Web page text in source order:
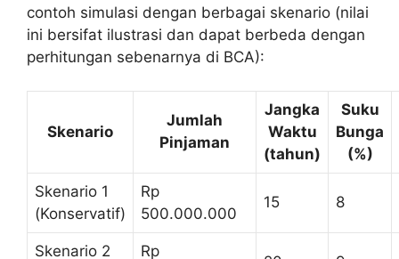
contoh simulasi dengan berbagai skenario (nilai
ini bersifat ilustrasi dan dapat berbeda dengan
perhitungan sebenarnya di BCA):
Skenario
Jumlah
Pinjaman
Jangka
Waktu
(tahun)
Suku
Bunga
(%)
Skenario 1
(Konservatif)
Rp
500.000.000
15 8
Skenario 2 Rp